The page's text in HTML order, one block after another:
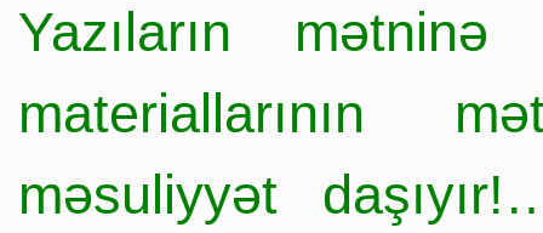
Yazıların
materiallarının
məsuliyyət